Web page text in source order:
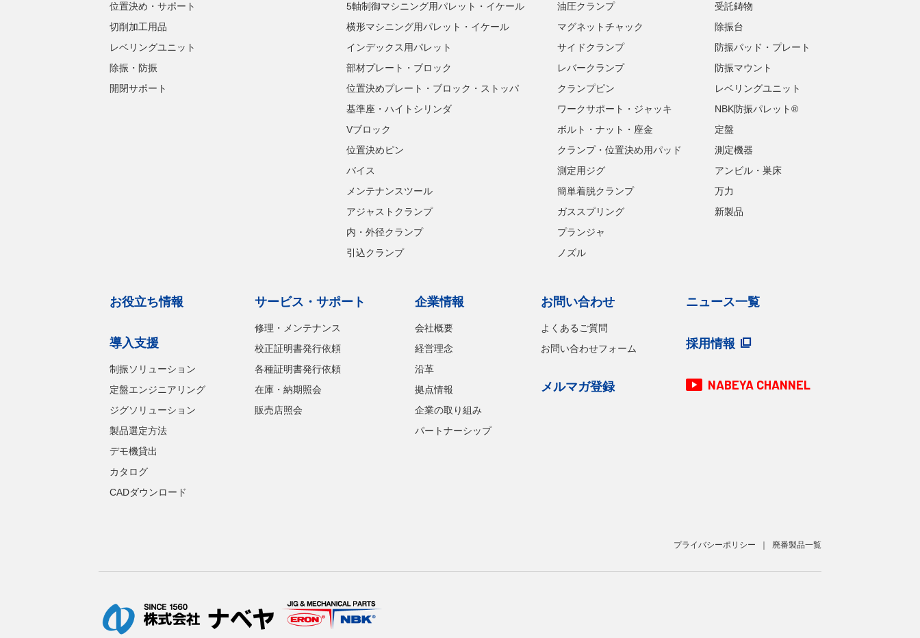
位置決め・サポート
切削加工用品
レベリングユニット
除振・防振
開閉サポート
5軸制御マシニング用パレット・イケール
横形マシニング用パレット・イケール
インデックス用パレット
部材プレート・ブロック
位置決めプレート・ブロック・ストッパ
基準座・ハイトシリンダ
Vブロック
位置決めピン
バイス
メンテナンスツール
アジャストクランプ
内・外径クランプ
引込クランプ
油圧クランプ
マグネットチャック
サイドクランプ
レバークランプ
クランプピン
ワークサポート・ジャッキ
ボルト・ナット・座金
クランプ・位置決め用パッド
測定用ジグ
簡単着脱クランプ
ガススプリング
プランジャ
ノズル
受託鋳物
除振台
防振パッド・プレート
防振マウント
レベリングユニット
NBK防振パレット®
定盤
測定機器
アンビル・巣床
万力
新製品
お役立ち情報
導入支援
制振ソリューション
定盤エンジニアリング
ジグソリューション
製品選定方法
デモ機貸出
カタログ
CADダウンロード
サービス・サポート
修理・メンテナンス
校正証明書発行依頼
各種証明書発行依頼
在庫・納期照会
販売店照会
企業情報
会社概要
経営理念
沿革
拠点情報
企業の取り組み
パートナーシップ
お問い合わせ
よくあるご質問
お問い合わせフォーム
メルマガ登録
ニュース一覧
採用情報
NABEYA CHANNEL
プライバシーポリシー 廃番製品一覧